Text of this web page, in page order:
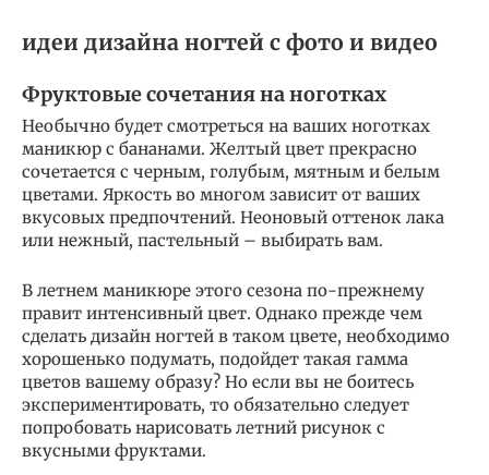
идеи дизайна ногтей с фото и видео
Фруктовые сочетания на ноготках
Необычно будет смотреться на ваших ноготках
маникюр с бананами. Желтый цвет прекрасно
сочетается с черным, голубым, мятным и белым
цветами. Яркость во многом зависит от ваших
вкусовых предпочтений. Неоновый оттенок лака
или нежный, пастельный – выбирать вам.
В летнем маникюре этого сезона по-прежнему
правит интенсивный цвет. Однако прежде чем
сделать дизайн ногтей в таком цвете, необходимо
хорошенько подумать, подойдет такая гамма
цветов вашему образу? Но если вы не боитесь
экспериментировать, то обязательно следует
попробовать нарисовать летний рисунок с
вкусными фруктами.